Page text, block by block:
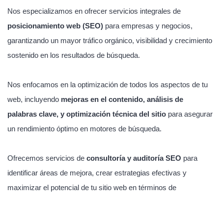
Nos especializamos en ofrecer servicios integrales de
posicionamiento web (SEO) para empresas y negocios,
garantizando un mayor tráfico orgánico, visibilidad y crecimiento
sostenido en los resultados de búsqueda.
Nos enfocamos en la optimización de todos los aspectos de tu
web, incluyendo mejoras en el contenido, análisis de
palabras clave, y optimización técnica del sitio para asegurar
un rendimiento óptimo en motores de búsqueda.
Ofrecemos servicios de consultoría y auditoría SEO para
identificar áreas de mejora, crear estrategias efectivas y
maximizar el potencial de tu sitio web en términos de